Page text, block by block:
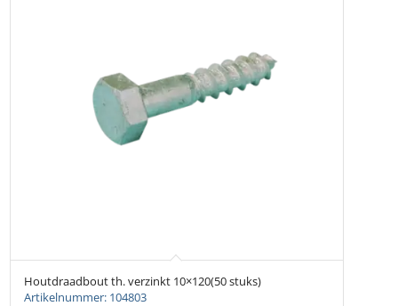
Houtdraadbout th. verzinkt 10×120(50 stuks)
Artikelnummer: 104803